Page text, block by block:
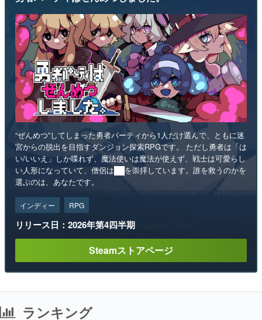
“ぜんめつ”してしまった勇者パーティから1人だけ選んで、ともに迷
宮からの脱出を目指すダンジョン探索RPGです。 ただし勇者は「は
い/いいえ」しか喋れず、魔法使いは魔法が使えず、戦士は可愛らし
い人形になっていて、僧侶は██を崇拝しています。誰を救うのかを
選ぶのは、あなたです。
インディー RPG
リリース日：2026年第4四半期
Steamストアページ
ランキング